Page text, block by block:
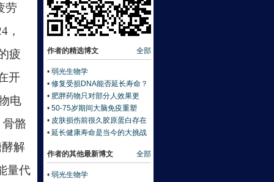
劳
，
疲
开
电
骼
解
量代
全部
作者的精选博文
• 弱光生物学
• 修复受损DNA能否延长寿命？
• 肥胖药物只对部分人效果更
佳：基因藏答案《自然》
• 50-75岁期间大脑免疫重塑
《科学》
• 皮肤损伤前很久胶原蛋白存在
降解迹象
• 延长健康寿命是当今的大挑战
全部
作者的其他最新博文
• 弱光生物学